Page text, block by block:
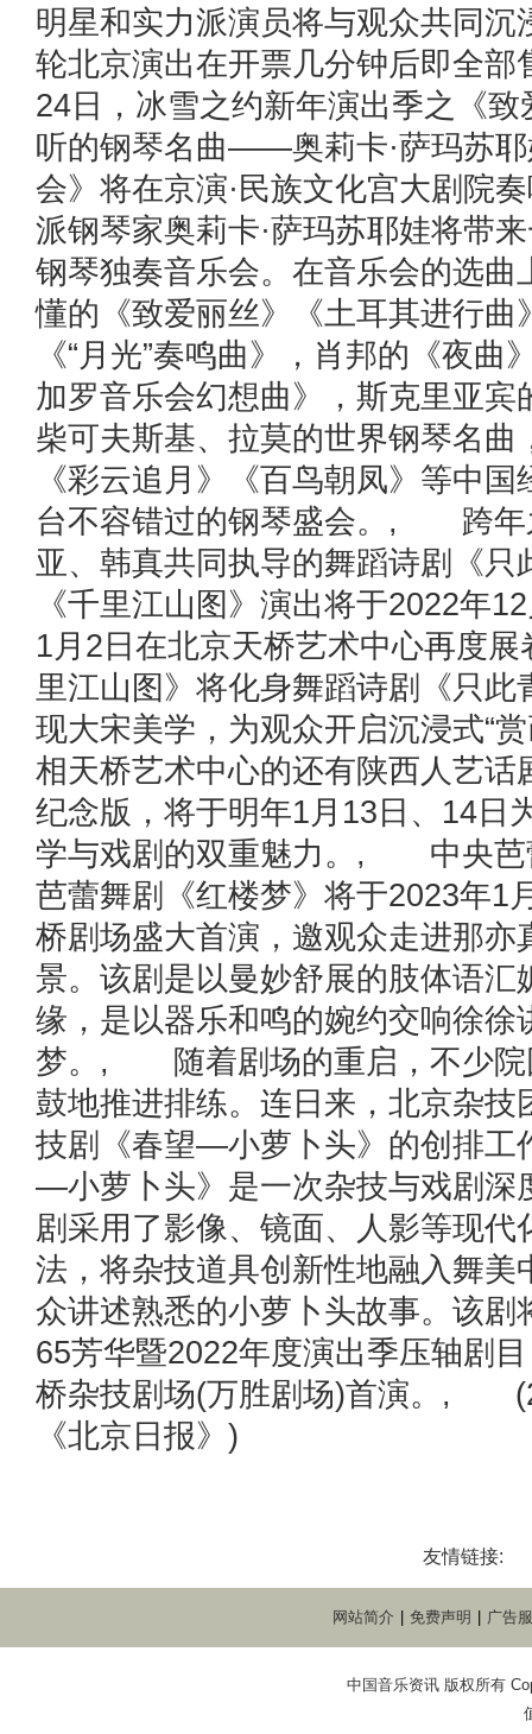
明星和实力派演员将与观众共同沉
轮北京演出在开票几分钟后即
24日，冰雪之约新年演出季之《
听的钢琴名曲——奥莉卡·萨玛苏
会》将在京演·民族文化宫大剧院
派钢琴家奥莉卡·萨玛苏耶娃将带
钢琴独奏音乐会。在音乐会的选曲
懂的《致爱丽丝》《土耳其进行曲
《“月光”奏鸣曲》，肖邦的《夜曲
加罗音乐会幻想曲》，斯克里亚宾
柴可夫斯基、拉莫的世界钢琴名曲
《彩云追月》《百鸟朝凤》等中
台不容错过的钢琴盛会。, 跨年
亚、韩真共同执导的舞蹈诗剧《
《千里江山图》演出将于2022年
1月2日在北京天桥艺术中心再度
里江山图》将化身舞蹈诗剧《只此
现大宋美学，为观众开启沉浸式“
相天桥艺术中心的还有陕西人艺话
纪念版，将于明年1月13日、14日
学与戏剧的双重魅力。, 中央芭
芭蕾舞剧《红楼梦》将于2023年1
桥剧场盛大首演，邀观众走进那亦
景。该剧是以曼妙舒展的肢体语汇
缘，是以器乐和鸣的婉约交响徐徐
梦。, 随着剧场的重启，不少院
鼓地推进排练。连日来，北京杂技
技剧《春望—小萝卜头》的创排工
—小萝卜头》是一次杂技与戏剧深
剧采用了影像、镜面、人影等现代
法，将杂技道具创新性地融入舞美
众讲述熟悉的小萝卜头故事。该剧
65芳华暨2022年度演出季压轴剧
桥杂技剧场(万胜剧场)首演。,
《北京日报》)
友情链接:
网站简介 免费声明 广告
中国音乐资讯 版权所有